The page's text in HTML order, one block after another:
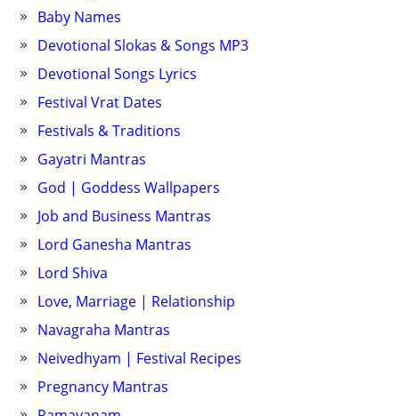
Baby Names
Devotional Slokas & Songs MP3
Devotional Songs Lyrics
Festival Vrat Dates
Festivals & Traditions
Gayatri Mantras
God | Goddess Wallpapers
Job and Business Mantras
Lord Ganesha Mantras
Lord Shiva
Love, Marriage | Relationship
Navagraha Mantras
Neivedhyam | Festival Recipes
Pregnancy Mantras